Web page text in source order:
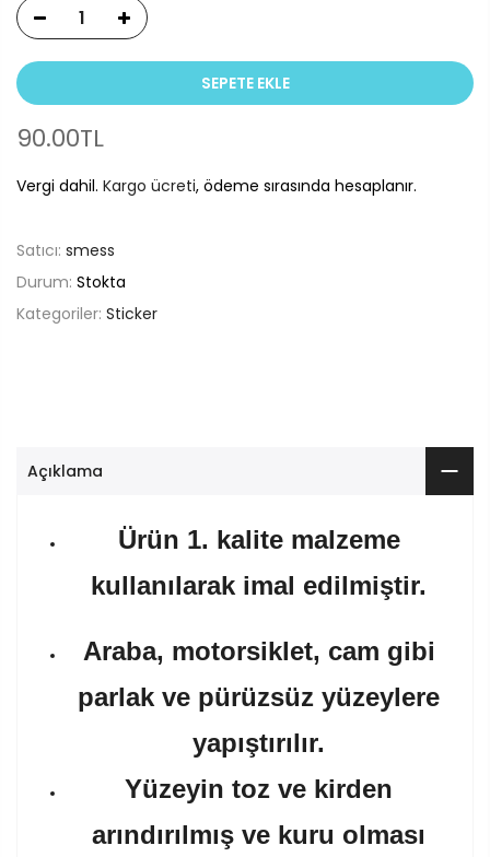
SEPETE EKLE
90.00TL
Vergi dahil. Kargo ücreti, ödeme sırasında hesaplanır.
Satıcı: smess
Durum: Stokta
Kategoriler: Sticker
Açıklama
Ürün 1. kalite malzeme
kullanılarak imal edilmiştir.
Araba, motorsiklet, cam gibi
parlak ve pürüzsüz yüzeylere
yapıştırılır.
Yüzeyin toz ve kirden
arındırılmış ve kuru olması